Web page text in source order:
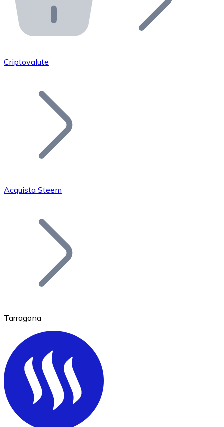
API Bitnovo
Integra la nostra API nel tuo ecosistema.
Unisciti alla nostra rete di rivenditori e
Aggiungi il token del tuo progetto al nostro servizio di
Bitcoin
Ethereum
ETH
Criptovalute
Acquista Steem
Tarragona